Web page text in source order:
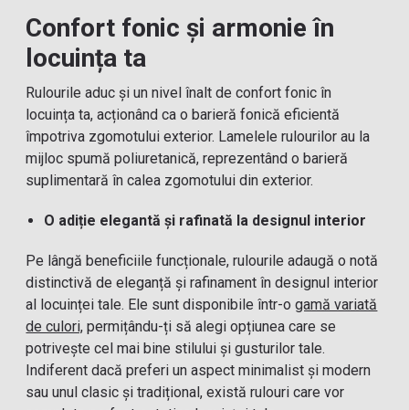
Confort fonic și armonie în
locuința ta
Rulourile aduc și un nivel înalt de confort fonic în
locuința ta, acționând ca o barieră fonică eficientă
împotriva zgomotului exterior. Lamelele rulourilor au la
mijloc spumă poliuretanică, reprezentând o barieră
suplimentară în calea zgomotului din exterior.
O adiție elegantă și rafinată la designul interior
Pe lângă beneficiile funcționale, rulourile adaugă o notă
distinctivă de eleganță și rafinament în designul interior
al locuinței tale. Ele sunt disponibile într-ogamă variată
de culori, permițându-ți să alegi opțiunea care se
potrivește cel mai bine stilului și gusturilor tale.
Indiferent dacă preferi un aspect minimalist și modern
sau unul clasic și tradițional, există rulouri care vor